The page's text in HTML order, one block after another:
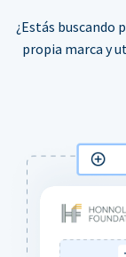
¿Estás buscando
propia marca y